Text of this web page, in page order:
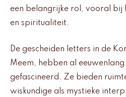
een belangrijke rol, vooral bij
en spiritualiteit.
De gescheiden letters in de
Meem, hebben al
gefascineerd. Ze bieden
wiskundige als mystieke